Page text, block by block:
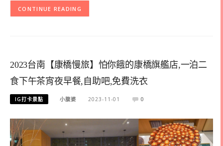
CONTINUE READING
2023台南【康橋慢旅】怕你餓的康橋旗艦店,一泊二
食下午茶宵夜早餐,自助吧,免費洗衣
IG打卡景點 小腹婆 2023-11-01 0